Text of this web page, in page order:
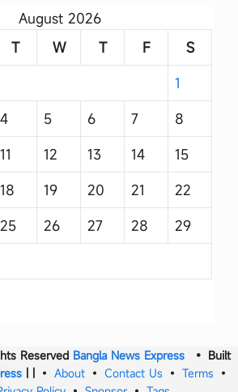
August 2026
T W T F
S
1
4 5 6 7
8
11 12 13 14
15
18 19 20 21
22
25 26 27 28
29
Reserved Bangla News Express• Built
| | • About • Contact Us • Terms •